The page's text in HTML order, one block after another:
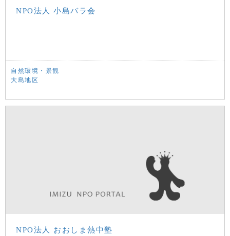
NPO法人 小島バラ会
自然環境・景観
大島地区
NPO法人 おおしま熱中塾